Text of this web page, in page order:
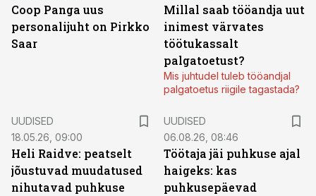
Coop Panga uus
personalijuht on Pirkko
Saar
Millal saab tööandja uut
inimest värvates
töötukassalt
palgatoetust?
Mis juhtudel tuleb tööandjal
palgatoetus riigile tagastada?
UUDISED
18.05.26, 09:00
Heli Raidve: peatselt
jõustuvad muudatused
nihutavad puhkuse
UUDISED
06.08.26, 08:46
Töötaja jäi puhkuse ajal
haigeks: kas
puhkusepäevad